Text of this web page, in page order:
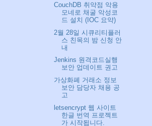
CouchDB 취약점 악용
모네로 채굴 악성코
드 설치 (IOC 요약)
2월 28일 시큐리티플러
스 친목의 밤 신청 안
내
Jenkins 원격코드실행
보안 업데이트 권고
가상화폐 거래소 정보
보안 담당자 채용 공
고
letsencrypt 웹 사이트
한글 번역 프로젝트
가 시작됩니다.